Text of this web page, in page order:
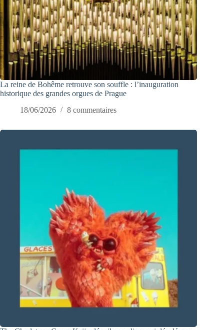
La reine de Bohême retrouve son souffle : l’inauguration
historique des grandes orgues de Prague
18/06/2026
8 commentaires